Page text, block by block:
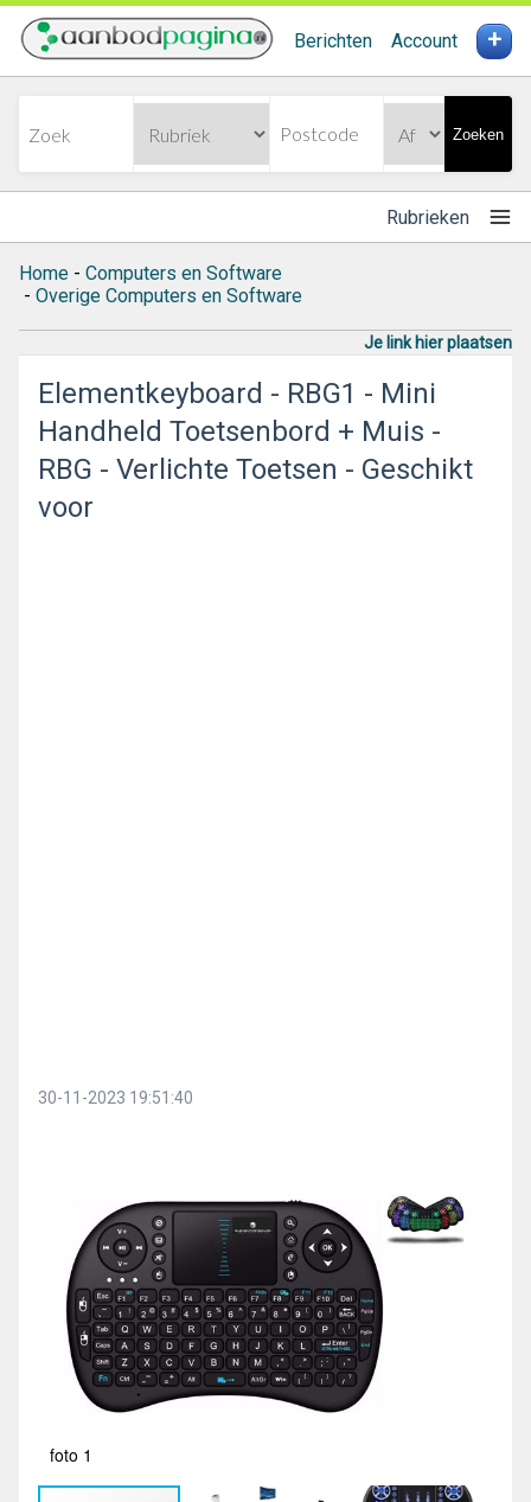
Berichten Account +
Zoeken
Rubrieken
Home - Computers en Software
- Overige Computers en Software
Je link hier plaatsen
Elementkeyboard - RBG1 - Mini
Handheld Toetsenbord + Muis -
RBG - Verlichte Toetsen - Geschikt
voor
30-11-2023 19:51:40
foto 1